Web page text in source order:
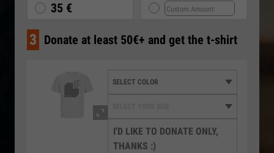
35 €
3 Donate at least 50€+ and get the t-shirt
I'D LIKE TO DONATE ONLY,
THANKS :)